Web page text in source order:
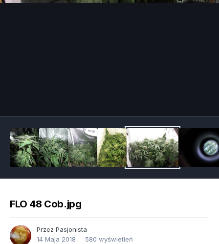
FLO 48 Cob.jpg
Przez Pasjonista
14 Maja 2018
580 wyświetleń